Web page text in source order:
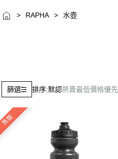
> RAPHA > 水壺
篩選 排序:默認熱賣最低價格優先
售罄